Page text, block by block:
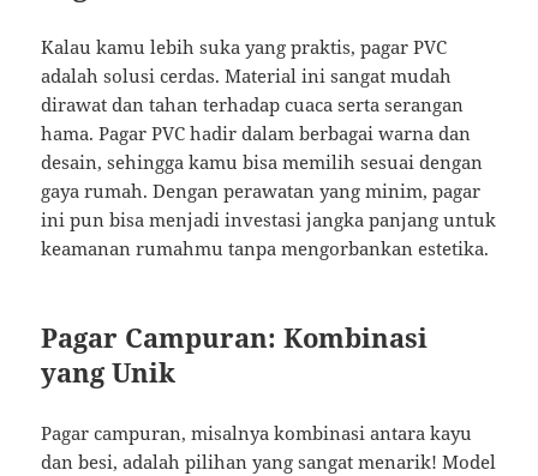
Kalau kamu lebih suka yang praktis, pagar PVC
adalah solusi cerdas. Material ini sangat mudah
dirawat dan tahan terhadap cuaca serta serangan
hama. Pagar PVC hadir dalam berbagai warna dan
desain, sehingga kamu bisa memilih sesuai dengan
gaya rumah. Dengan perawatan yang minim, pagar
ini pun bisa menjadi investasi jangka panjang untuk
keamanan rumahmu tanpa mengorbankan estetika.
Pagar Campuran: Kombinasi
yang Unik
Pagar campuran, misalnya kombinasi antara kayu
dan besi, adalah pilihan yang sangat menarik! Model